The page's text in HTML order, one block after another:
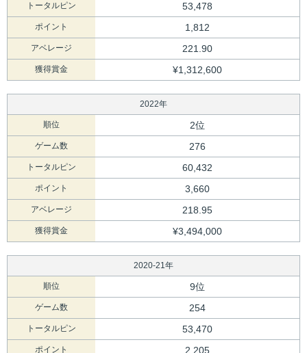
トータルピン 53,478
ポイント 1,812
アベレージ 221.90
獲得賞金 ¥1,312,600
2022年
順位 2位
ゲーム数 276
トータルピン 60,432
ポイント 3,660
アベレージ 218.95
獲得賞金 ¥3,494,000
2020-21年
順位 9位
ゲーム数 254
トータルピン 53,470
ポイント 2,205